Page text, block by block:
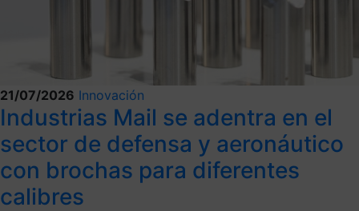
21/07/2026 Innovación
Industrias Mail se adentra en el
sector de defensa y aeronáutico
con brochas para diferentes
calibres